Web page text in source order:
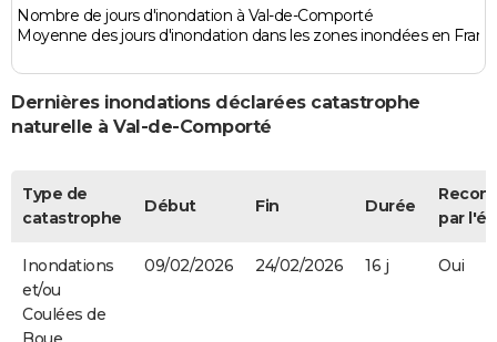
Nombre de jours d'inondation à Val-de-Comporté
Moyenne des jours d'inondation dans les zones inondées en
Dernières inondations déclarées catastrophe
naturelle à Val-de-Comporté
Type de
catastrophe
Début Fin Durée
par
Inondations
et/ou
Coulées de
09/02/2026 24/02/2026 16 j Oui